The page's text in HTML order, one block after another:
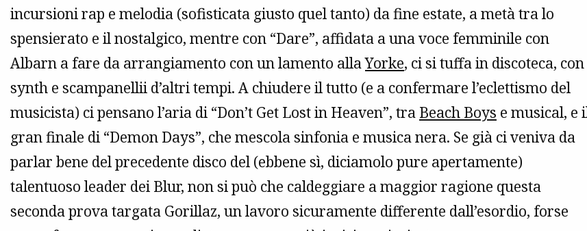
incursioni rap e melodia (sofisticata giusto quel tanto) da fine estate, a metà tra lo
spensierato e il nostalgico, mentre con “Dare”, affidata a una voce femminile con
Albarn a fare da arrangiamento con un lamento allaYorke, ci si tuffa in discoteca, con
synth e scampanellii d’altri tempi. A chiudere il tutto (e a confermare l’eclettismo del
musicista) ci pensano l’aria di “Don’t Get Lost in Heaven”, tra Beach Boys e musical, e
gran finale di “Demon Days”, che mescola sinfonia e musica nera. Se già ci veniva da
parlar bene del precedente disco del (ebbene sì, diciamolo pure apertamente)
talentuoso leader dei Blur, non si può che caldeggiare a maggior ragione questa
seconda prova targata Gorillaz, un lavoro sicuramente differente dall’esordio, forse